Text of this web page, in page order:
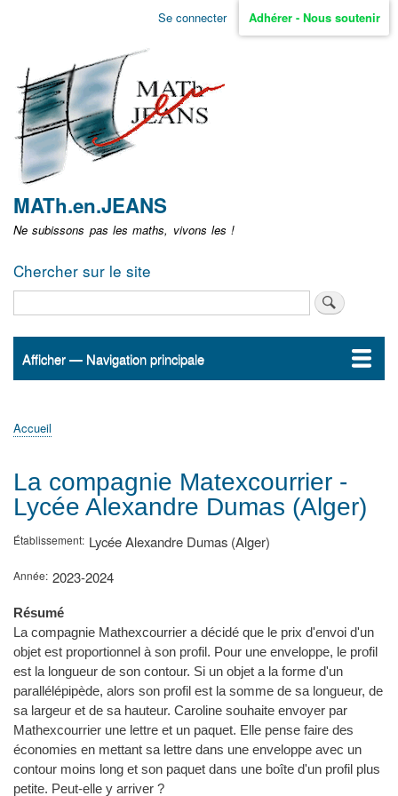
Aller
non
identifié
Se connecter Adhérer - Nous soutenir
MATh.en.JEANS
Ne subissons pas les maths, vivons les !
Chercher sur le site
Navigation
Afficher — Navigation principale
Accueil
ActualitésMATh.en.JEANS ?
Régions et Ateliers
Créer, gérer un atelier
Sujets/Publications
Congrès
d'Ariane
Accueil
La compagnie Matexcourrier -
Lycée Alexandre Dumas (Alger)
Établissement Lycée Alexandre Dumas (Alger)
Année 2023-2024
Résumé
La compagnie Mathexcourrier a décidé que le prix d'envoi d'un
objet est proportionnel à son profil. Pour une enveloppe, le profil
est la longueur de son contour. Si un objet a la forme d'un
parallélépipède, alors son profil est la somme de sa longueur, de
sa largeur et de sa hauteur. Caroline souhaite envoyer par
Mathexcourrier une lettre et un paquet. Elle pense faire des
économies en mettant sa lettre dans une enveloppe avec un
contour moins long et son paquet dans une boîte d'un profil plus
petite. Peut-elle y arriver ?